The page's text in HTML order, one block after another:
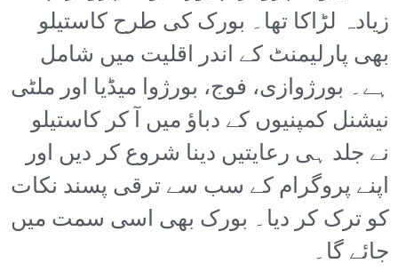
زیادہ لڑاکا تھا۔ بورک کی طرح کاستیلو
بھی پارلیمنٹ کے اندر اقلیت میں شامل
ہے۔ بورژوازی، فوج، بورژوا میڈیا اور ملٹی
نیشنل کمپنیوں کے دباؤ میں آ کر کاستیلو
نے جلد ہی رعایتیں دینا شروع کر دیں اور
اپنے پروگرام کے سب سے ترقی پسند نکات
کو ترک کر دیا۔ بورک بھی اسی سمت میں
جائے گا۔